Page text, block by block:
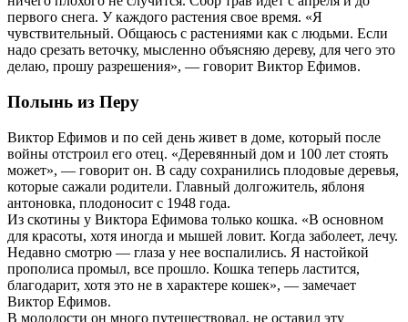
первого снега. У каждого растения свое время. «Я
чувствительный. Общаюсь с растениями как с людьми. Если
надо срезать веточку, мысленно объясняю дереву, для чего это
делаю, прошу разрешения», — говорит Виктор Ефимов.
Полынь из Перу
Виктор Ефимов и по сей день живет в доме, который после
войны отстроил его отец. «Деревянный дом и 100 лет стоять
может», — говорит он. В саду сохранились плодовые деревья,
которые сажали родители. Главный долгожитель, яблоня
антоновка, плодоносит с 1948 года.
Из скотины у Виктора Ефимова только кошка. «В основном
для красоты, хотя иногда и мышей ловит. Когда заболеет, лечу.
Недавно смотрю — глаза у нее воспалились. Я настойкой
прополиса промыл, все прошло. Кошка теперь ластится,
благодарит, хотя это не в характере кошек», — замечает
Виктор Ефимов.
В молодости он много путешествовал, не оставил эту